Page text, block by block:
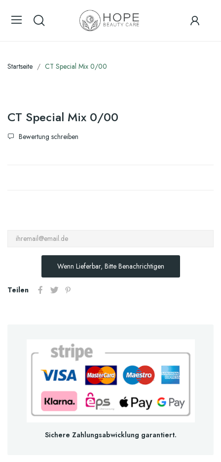
Startseite CT Special Mix 0/00
CT Special Mix 0/00
Bewertung schreiben
Wenn Lieferbar, Bitte Benachrichtigen
Teilen
Sichere Zahlungsabwicklung garantiert.